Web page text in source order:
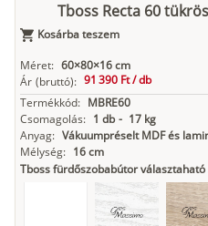
Tboss Recta 60
Kosárba teszem
Méret: 60×80×16 cm
Ár (bruttó): 91 390 Ft /db
Termékkód: MBRE60
Csomagolás: 1 db - 17 kg
Anyag: Vákuumpréselt MDF és
Mélység: 16 cm
Tboss fürdőszobabútor választaható